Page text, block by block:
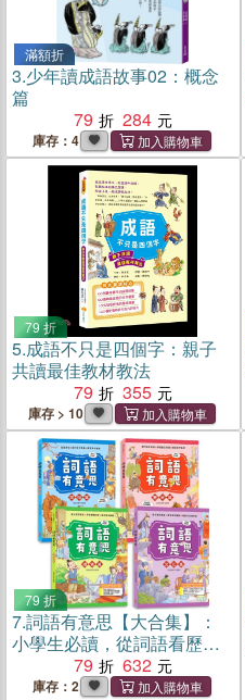
滿額折
3.少年讀成語故事02：概念
篇
79
284
庫存：4
79 折
5.成語不只是四個字：親子
共讀最佳教材教法
79
355
庫存 > 10
79 折
7.詞語有意思【大合集】：
小學生必讀，從詞語看歷
史！200個詞語＋成語故事，
打造超強作文力！
79 632
庫存：2